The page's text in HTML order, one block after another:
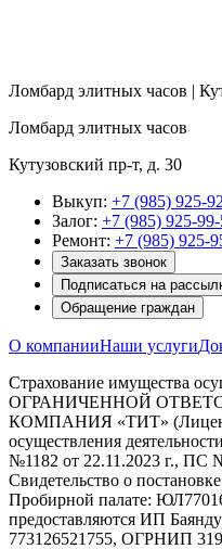
Ломбард элитных часов |
Ломбард элитных часов
Кутузовский пр-т, д. 30
Выкуп: +7 (985) 925-
Залог: +7 (985) 925-
Ремонт: +7 (985) 925-
Заказать звонок
Подписаться на
Обращение граждан
О компанииНаши услуги
Страхование имущества
ОГРАНИЧЕННОЙ
КОМПАНИЯ «ТИТ»
осуществления
№1182 от 22.11.2023 г., ПС
Свидетельство о
Пробирной палате:
предоставляются ИП
773126521755, ОГРНИП